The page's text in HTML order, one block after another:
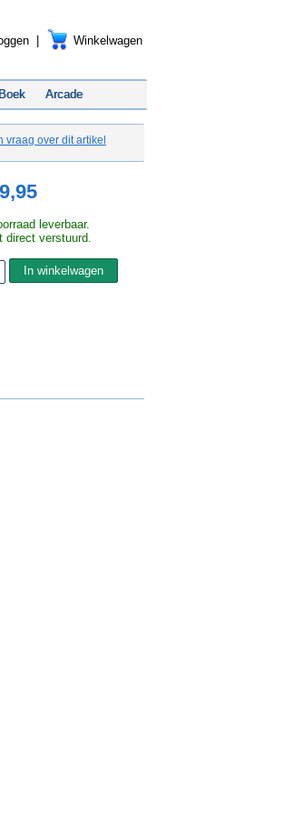
Winkelwagen
Boek Arcade
vraag over dit artikel
leverbaar.
direct verstuurd.